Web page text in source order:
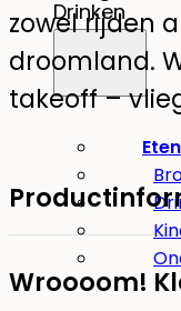
Drinken
zowel rijden
droomland.
takeoff –
Wroooom!